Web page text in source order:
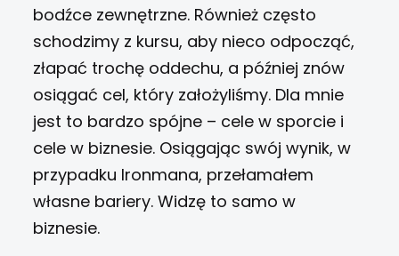
bodźce zewnętrzne. Również często
schodzimy z kursu, aby nieco odpocząć,
złapać trochę oddechu, a później znów
osiągać cel, który założyliśmy. Dla mnie
jest to bardzo spójne – cele w sporcie i
cele w biznesie. Osiągając swój wynik, w
przypadku Ironmana, przełamałem
własne bariery. Widzę to samo w
biznesie.